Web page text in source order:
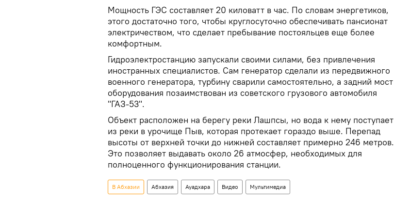
Мощность ГЭС составляет 20 киловатт в час. По словам энергетиков,
этого достаточно того, чтобы круглосуточно обеспечивать пансионат
электричеством, что сделает пребывание постояльцев еще более
комфортным.
Гидроэлектростанцию запускали своими силами, без привлечения
иностранных специалистов. Сам генератор сделали из передвижного
военного генератора, турбину сварили самостоятельно, а задний мост
оборудования позаимствован из советского грузового автомобиля
"ГАЗ-53".
Объект расположен на берегу реки Лашпсы, но вода к нему поступает
из реки в урочище Пыв, которая протекает гораздо выше. Перепад
высоты от верхней точки до нижней составляет примерно 246 метров.
Это позволяет выдавать около 26 атмосфер, необходимых для
полноценного функционирования станции.
В Абхазии Абхазия Ауадхара Видео Мультимедиа